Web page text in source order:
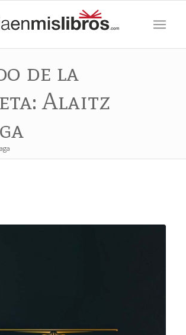
de la
Alaitz